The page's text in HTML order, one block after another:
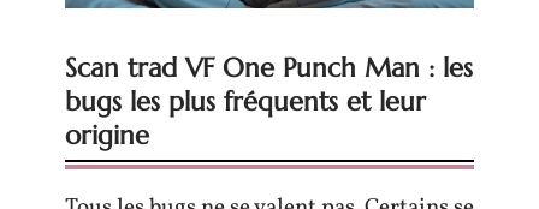
Scan trad VF One Punch Man : les
bugs les plus fréquents et leur
origine